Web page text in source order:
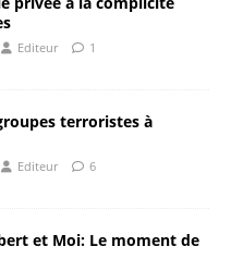
Editeur 1
terroristes à
Editeur 6
et Moi: Le moment de